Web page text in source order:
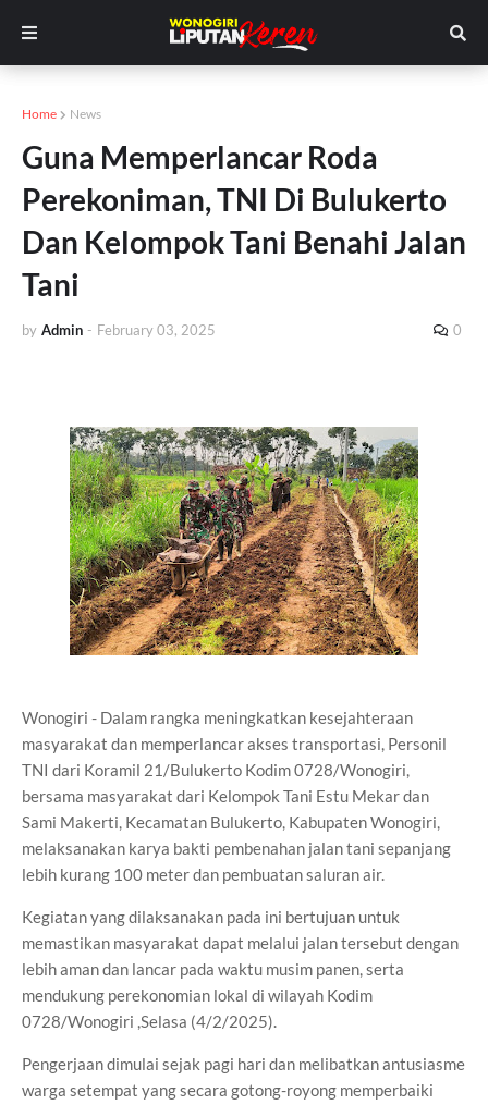
Home News
Guna Memperlancar Roda
Perekoniman, TNI Di Bulukerto
Dan Kelompok Tani Benahi Jalan
Tani
by Admin - February 03, 2025 0
Wonogiri - Dalam rangka meningkatkan kesejahteraan
masyarakat dan memperlancar akses transportasi, Personil
TNI dari Koramil 21/Bulukerto Kodim 0728/Wonogiri,
bersama masyarakat dari Kelompok Tani Estu Mekar dan
Sami Makerti, Kecamatan Bulukerto, Kabupaten Wonogiri,
melaksanakan karya bakti pembenahan jalan tani sepanjang
lebih kurang 100 meter dan pembuatan saluran air.
Kegiatan yang dilaksanakan pada ini bertujuan untuk
memastikan masyarakat dapat melalui jalan tersebut dengan
lebih aman dan lancar pada waktu musim panen, serta
mendukung perekonomian lokal di wilayah Kodim
0728/Wonogiri ,Selasa (4/2/2025).
Pengerjaan dimulai sejak pagi hari dan melibatkan antusiasme
warga setempat yang secara gotong-royong memperbaiki